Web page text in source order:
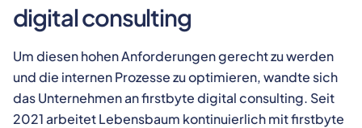
digital consulting
Um diesen hohen Anforderungen gerecht zu werden
und die internen Prozesse zu optimieren, wandte sich
das Unternehmen an firstbyte digital consulting. Seit
2021 arbeitet Lebensbaum kontinuierlich mit firstbyte